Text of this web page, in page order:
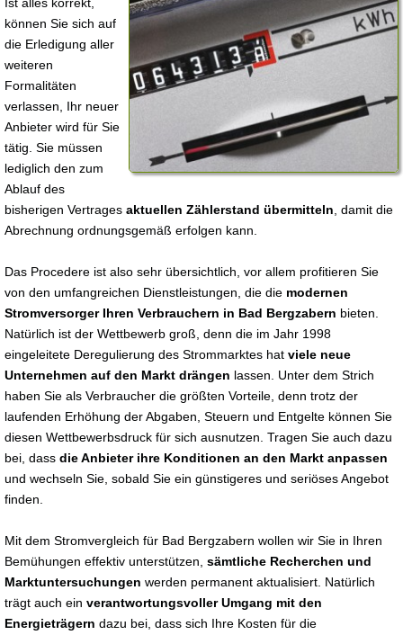
können Sie sich auf
die Erledigung aller
weiteren
Formalitäten
verlassen, Ihr neuer
Anbieter wird für Sie
tätig. Sie müssen
lediglich den zum
Ablauf des
bisherigen Vertrages aktuellen Zählerstand übermitteln , damit die
Abrechnung ordnungsgemäß erfolgen kann.
Das Procedere ist also sehr übersichtlich, vor allem profitieren Sie
von den umfangreichen Dienstleistungen, die die modernen
Stromversorger Ihren Verbrauchern in Bad Bergzabern bieten.
Natürlich ist der Wettbewerb groß, denn die im Jahr 1998
eingeleitete Deregulierung des Strommarktes hat viele neue
Unternehmen auf den Markt drängen lassen. Unter dem Strich
haben Sie als Verbraucher die größten Vorteile, denn trotz der
laufenden Erhöhung der Abgaben, Steuern und Entgelte können Sie
diesen Wettbewerbsdruck für sich ausnutzen. Tragen Sie auch dazu
bei, dass die Anbieter ihre Konditionen an den Markt anpassen
und wechseln Sie, sobald Sie ein günstigeres und seriöses Angebot
finden.
Mit dem Stromvergleich für Bad Bergzabern wollen wir Sie in Ihren
Bemühungen effektiv unterstützen, sämtliche Recherchen und
Marktuntersuchungen werden permanent aktualisiert. Natürlich
trägt auch ein verantwortungsvoller Umgang mit den
Energieträgern dazu bei, dass sich Ihre Kosten für die